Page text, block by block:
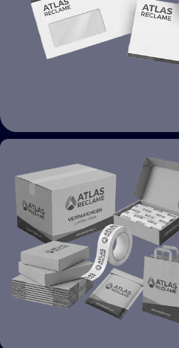
ZAKELIJK DRUKWERK